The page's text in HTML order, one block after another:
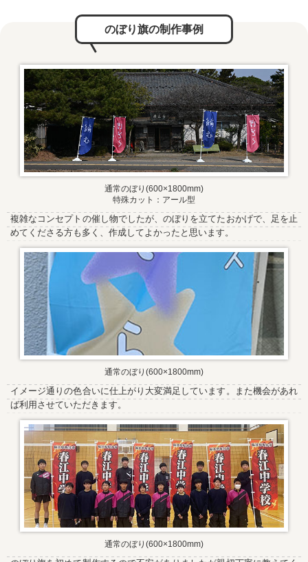
のぼり旗の制作事例
通常のぼり(600×1800mm)
特殊カット：アール型
複雑なコンセプトの催し物でしたが、のぼりを立てたおかげで、足を止
めてくださる方も多く、作成してよかったと思います。
通常のぼり(600×1800mm)
イメージ通りの色合いに仕上がり大変満足しています。また機会があれ
ば利用させていただきます。
通常のぼり(600×1800mm)